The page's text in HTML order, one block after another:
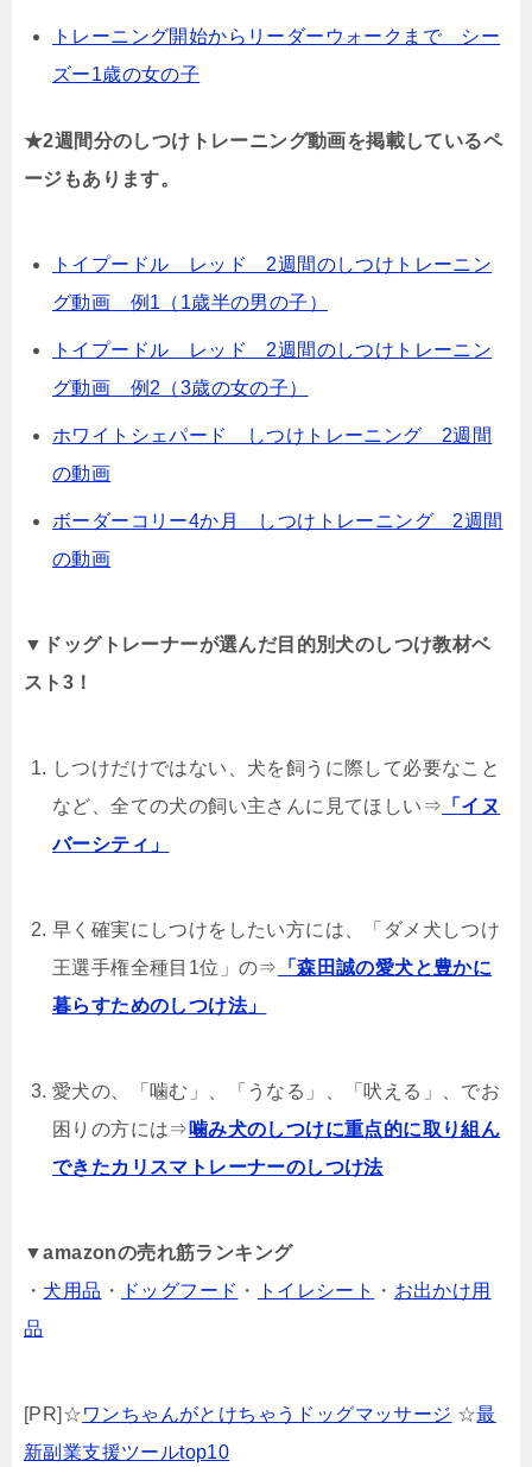
トレーニング開始からリーダーウォークまで シー
ズー1歳の女の子
★2週間分のしつけトレーニング動画を掲載しているペ
ージもあります。
トイプードル レッド 2週間のしつけトレーニン
グ動画 例1（1歳半の男の子）
トイプードル レッド 2週間のしつけトレーニン
グ動画 例2（3歳の女の子）
ホワイトシェパード しつけトレーニング 2週間
の動画
ボーダーコリー4か月 しつけトレーニング 2週間
の動画
▼ドッグトレーナーが選んだ目的別犬のしつけ教材ベ
スト3！
しつけだけではない、犬を飼うに際して必要なこと
など、全ての犬の飼い主さんに見てほしい⇒ 「イヌ
バーシティ」
早く確実にしつけをしたい方には、「ダメ犬しつけ
王選手権全種目1位」の⇒
「森田誠の愛犬と豊かに
暮らすためのしつけ法」
愛犬の、「噛む」、「うなる」、「吠える」、でお
困りの方には⇒ 噛み犬のしつけに重点的に取り組ん
できたカリスマトレーナーのしつけ法
▼amazonの売れ筋ランキング
・ 犬用品 ・ ドッグフード ・ トイレシート ・ お出かけ用
品
[PR]☆ワンちゃんがとけちゃうドッグマッサージ ☆最
新副業支援ツールtop10